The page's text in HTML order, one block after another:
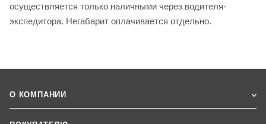
осуществляется только наличными через водителя-
экспедитора. Негабарит оплачивается отдельно.
О КОМПАНИИ